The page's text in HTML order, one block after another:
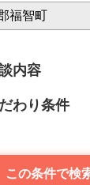
内容
わり条件
この条件で検